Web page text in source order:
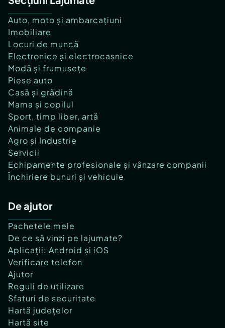
Auto, moto și ambarcațiuni
Imobiliare
Locuri de muncă
Electronice și electrocasnice
Modă și frumusețe
Piese auto
Casă și grădină
Mama și copilul
Sport, timp liber, artă
Animale de companie
Agro și Industrie
Servicii
Echipamente profesionale și vânzare companii
Închiriere bunuri și vehicule
De ajutor
Pachetele mele
De ce să vinzi pe lajumate?
Aplicații: Android și iOS
Verificare telefon
Ajutor
Reguli de utilizare
Sfaturi de securitate
Hartă județelor
Hartă site